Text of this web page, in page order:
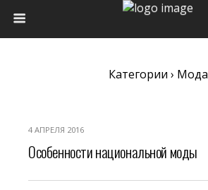
Категории › Мода
4 АПРЕЛЯ 2016
Особенности национальной моды